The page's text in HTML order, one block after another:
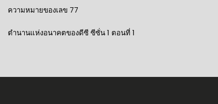
ความหมายของเลข 77
ตำนานแห่งอนาคตของดีซี ซีซั่น 1 ตอนที่ 1